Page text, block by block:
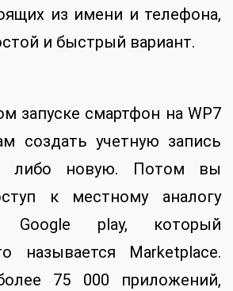
из имени и телефона,
и быстрый вариант.
запуске смартфон на WP7
создать учетную запись
либо новую. Потом вы
к местному аналогу
play, который
называется Marketplace.
75 000 приложений,